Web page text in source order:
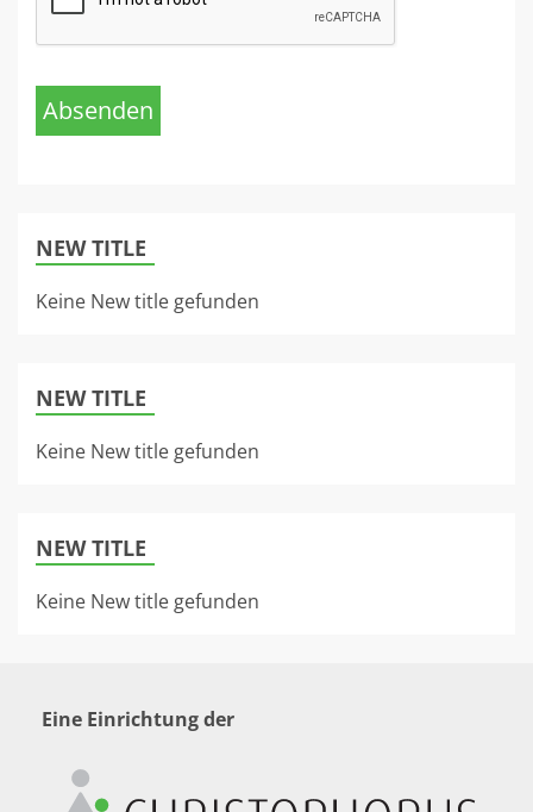
Absenden
NEW TITLE
Keine New title gefunden
NEW TITLE
Keine New title gefunden
NEW TITLE
Keine New title gefunden
Eine Einrichtung der